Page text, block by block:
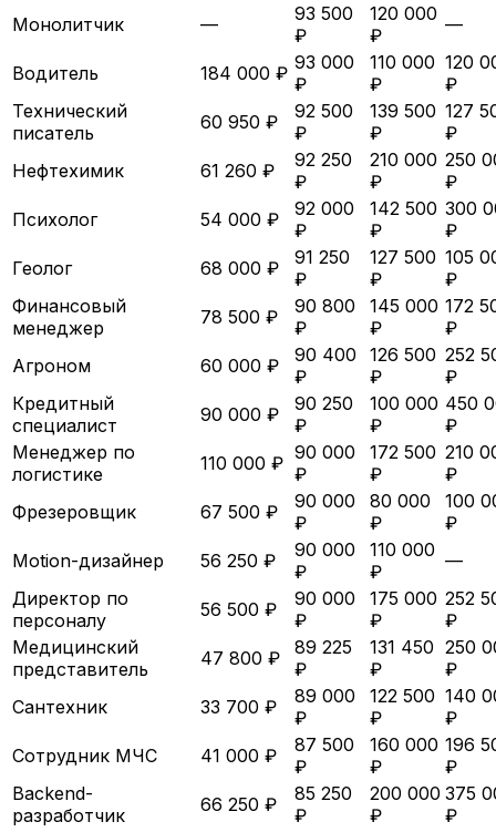
Монолитчик
—
93 500
₽
120 000
₽
—
Водитель 184 000 ₽ 93 000
₽
110 000
₽
120
₽
Технический
писатель
60 950 ₽
92 500
₽
139 500
₽
127
₽
Нефтехимик
61 260 ₽
92 250
₽
210 000
₽
250
₽
Психолог
54 000 ₽
92 000
₽
142 500
₽
300
₽
Геолог
68 000 ₽
91 250
₽
127 500
₽
105
₽
Финансовый
менеджер
78 500 ₽
90 800
₽
145 000
₽
172
₽
Агроном
60 000 ₽
90 400
₽
126 500
₽
252
₽
Кредитный
специалист
90 000 ₽
90 250
₽
100 000
₽
450
₽
Менеджер по
логистике
110 000 ₽ 90 000
₽
172 500
₽
210
₽
Фрезеровщик
67 500 ₽
90 000
₽
80 000
₽
100
₽
Motion-дизайнер
56 250 ₽
90 000
₽
110 000
₽
—
Директор по
персоналу
56 500 ₽
90 000
₽
175 000
₽
252
₽
Медицинский
представитель
47 800 ₽
89 225
₽
131 450
₽
250
₽
Сантехник
33 700 ₽
89 000
₽
122 500
₽
140
₽
Сотрудник МЧС
41 000 ₽
87 500
₽
160 000
₽
196
₽
Backend-
разработчик
66 250 ₽
85 250
₽
200 000
₽
375
₽